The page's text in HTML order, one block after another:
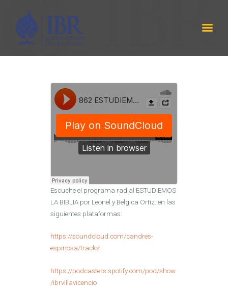
SERMÓNES
PROGRAMA RADIAL
ACERCA DE NOSOTROS
CONTÁCTANOS
EQUIPO DE TRABAJO
Escuche el programa radial ESTUDIEMOS
LA BIBLIA por Leonel y Belgica Ortiz. en las
siguientes plataformas:
https://soundcloud.com/candres-
espinosa/tracks
https://podcasters.spotify.com/pod/show
/ibrvillavicencio